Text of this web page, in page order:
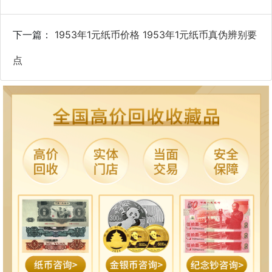
下一篇： 1953年1元纸币价格 1953年1元纸币真伪辨别要
点